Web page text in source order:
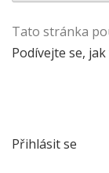
Tato stránka
Podívejte se,
Přihlásit se